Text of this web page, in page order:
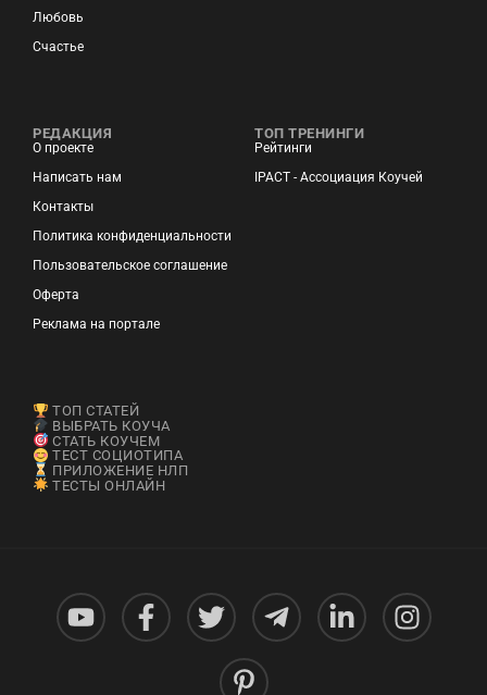
Любовь
Счастье
РЕДАКЦИЯ
О проекте
Написать нам
Контакты
Политика конфиденциальности
Пользовательское соглашение
Оферта
Реклама на портале
ТОП ТРЕНИНГИ
Рейтинги
IPACT - Ассоциация Коучей
ТОП СТАТЕЙ
ВЫБРАТЬ КОУЧА
СТАТЬ КОУЧЕМ
ТЕСТ СОЦИОТИПА
ПРИЛОЖЕНИЕ НЛП
ТЕСТЫ ОНЛАЙН